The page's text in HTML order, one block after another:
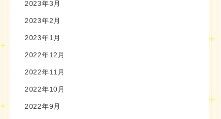
2023年3月
2023年2月
2023年1月
2022年12月
2022年11月
2022年10月
2022年9月